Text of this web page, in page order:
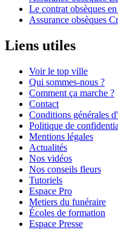
Le contrat obsèques
Assurance obsèques
Liens utiles
Voir le top ville
Qui sommes-nous ?
Comment ça marche ?
Contact
Conditions générales
Politique de
Mentions légales
Actualités
Nos vidéos
Nos conseils fleurs
Tutoriels
Espace Pro
Metiers du funéraire
Écoles de formation
Espace Presse